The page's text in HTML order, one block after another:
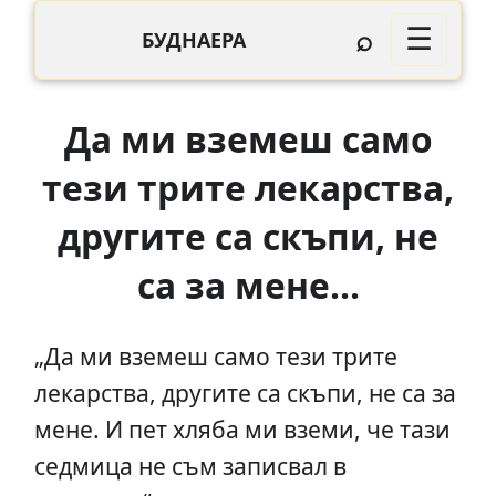
БУДНАЕРА ⌕ ☰
Да ми вземеш само
тези трите лекарства,
другите са скъпи, не
са за мене…
„Да ми вземеш само тези трите
лекарства, другите са скъпи, не са за
мене. И пет хляба ми вземи, че тази
седмица не съм записвал в